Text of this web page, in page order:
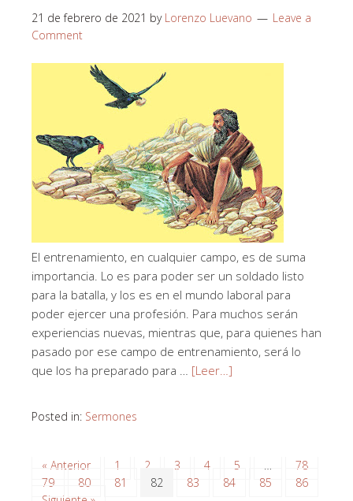
21 de febrero de 2021 by Lorenzo Luevano
Leave a
Comment
El entrenamiento, en cualquier campo, es de suma
importancia. Lo es para poder ser un soldado listo
para la batalla, y los es en el mundo laboral para
poder ejercer una profesión. Para muchos serán
experiencias nuevas, mientras que, para quienes han
pasado por ese campo de entrenamiento, será lo
que los ha preparado para … [Leer…]
Posted in: Sermones
« Anterior 1 2 3 4 5
78
79
80 81 82 83 84 85
86